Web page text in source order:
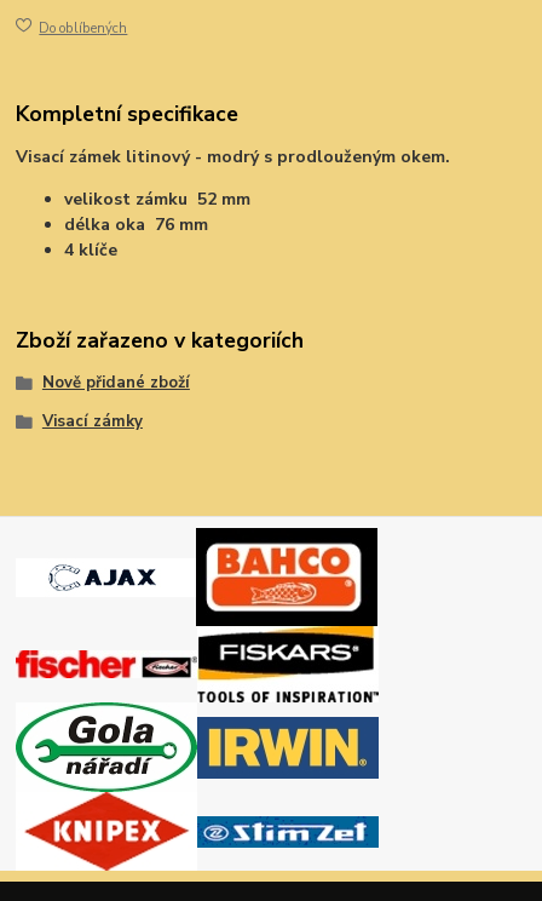
Do oblíbených
Kompletní specifikace
Visací zámek litinový - modrý s prodlouženým okem.
velikost zámku 52 mm
délka oka 76 mm
4 klíče
Zboží zařazeno v kategoriích
Nově přidané zboží
Visací zámky